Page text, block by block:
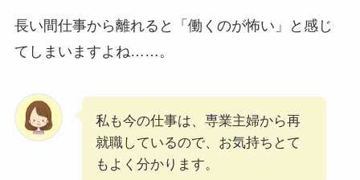
長い間仕事から離れると「働くのが怖い」と感じ
てしまいますよね……。
私も今の仕事は、専業主婦から再
就職しているので、お気持ちとて
もよく分かります。